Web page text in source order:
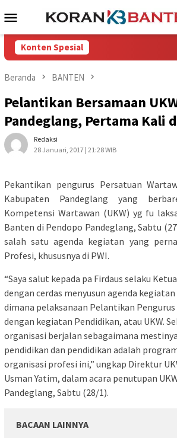
ke
Menu
Mobile
Konten Spesial
Beranda BANTEN
Pelantikan Bersamaan
Pandeglang, Pertama Kali
Redaksi
28 Januari, 2017 | 21:28 WIB
Pekantikan pengurus Persatuan
Kabupaten Pandeglang yang
Kompetensi Wartawan (UKW) yg fu
Banten di Pendopo Pandeglang, Sabtu
salah satu agenda kegiatan yang
Profesi, khususnya di PWI.
“Saya salut kepada pa Firdaus selaku
dengan cerdas menyusun agenda
dimana pelaksanaan Pelantikan Pengurus
dengan kegiatan Pendidikan, atau UKW.
organisasi berjalan sebagaimana
pendidikan dan pendidikan adalah
organisasi profesi ini,” ungkap Direktur
Usman Yatim, dalam acara penutupan
Pandeglang, Sabtu (28/1).
BACAAN LAINNYA